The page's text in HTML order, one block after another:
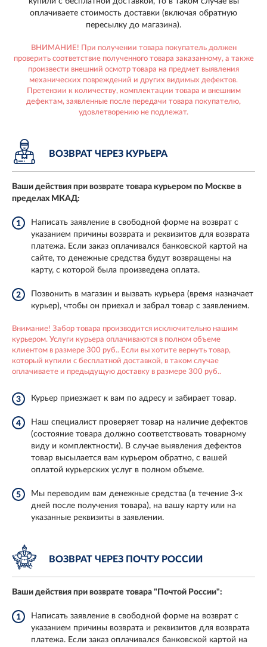
оплачиваете стоимость доставки (включая обратную
пересылку до магазина).
ВНИМАНИЕ! При получении товара покупатель должен
проверить соответствие полученного товара заказанному, а также
произвести внешний осмотр товара на предмет выявления
механических повреждений и других видимых дефектов.
Претензии к количеству, комплектации товара и внешним
дефектам, заявленные после передачи товара покупателю,
удовлетворению не подлежат.
ВОЗВРАТ ЧЕРЕЗ КУРЬЕРА
Ваши действия при возврате товара курьером по Москве в
пределах МКАД:
1
Написать заявление в свободной форме на возврат с
указанием причины возврата и реквизитов для возврата
платежа. Если заказ оплачивался банковской картой на
сайте, то денежные средства будут возвращены на
карту, с которой была произведена оплата.
2
Позвонить в магазин и вызвать курьера (время назначает
курьер), чтобы он приехал и забрал товар с заявлением.
Внимание! Забор товара производится исключительно нашим
курьером. Услуги курьера оплачиваются в полном объеме
клиентом в размере 300 руб.. Если вы хотите вернуть товар,
который купили с бесплатной доставкой, в таком случае
оплачиваете и предыдущую доставку в размере 300 руб..
3 Курьер приезжает к вам по адресу и забирает товар.
4
Наш специалист проверяет товар на наличие дефектов
(состояние товара должно соответствовать товарному
виду и комплектности). В случае выявления дефектов
товар высылается вам курьером обратно, с вашей
оплатой курьерских услуг в полном объеме.
5
Мы переводим вам денежные средства (в течение 3-х
дней после получения товара), на вашу карту или на
указанные реквизиты в заявлении.
ВОЗВРАТ ЧЕРЕЗ ПОЧТУ РОССИИ
Ваши действия при возврате товара "Почтой России":
1
Написать заявление в свободной форме на возврат с
указанием причины возврата и реквизитов для возврата
платежа. Если заказ оплачивался банковской картой на